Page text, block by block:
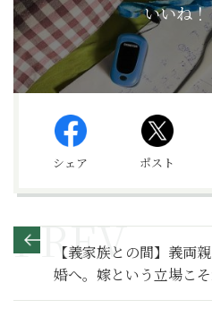
いいね
シェア ポスト
【義家族との間】義両
婚へ。嫁という立場こ
の2～